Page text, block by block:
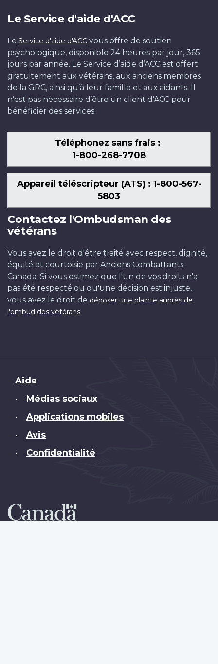
Le Service d'aide d'ACC
Le Service d'aide d'ACC vous offre de soutien
psychologique, disponible 24 heures par jour, 365
jours par année. Le Service d’aide d’ACC est offert
gratuitement aux vétérans, aux anciens membres
de la GRC, ainsi qu’à leur famille et aux aidants. Il
n’est pas nécessaire d’être un client d’ACC pour
bénéficier des services.
Téléphonez sans frais :
1-800-268-7708
Appareil téléscripteur (ATS) : 1-800-567-
5803
Contactez l'Ombudsman des
vétérans
Vous avez le droit d'être traité avec respect, dignité,
équité et courtoisie par Anciens Combattants
Canada. Si vous estimez que l'un de vos droits n'a
pas été respecté ou qu'une décision est injuste,
vous avez le droit de déposer une plainte auprès de
l'ombud des vétérans.
Brand
Aide
• Médias sociaux
• Applications mobiles
• Avis
• Confidentialité